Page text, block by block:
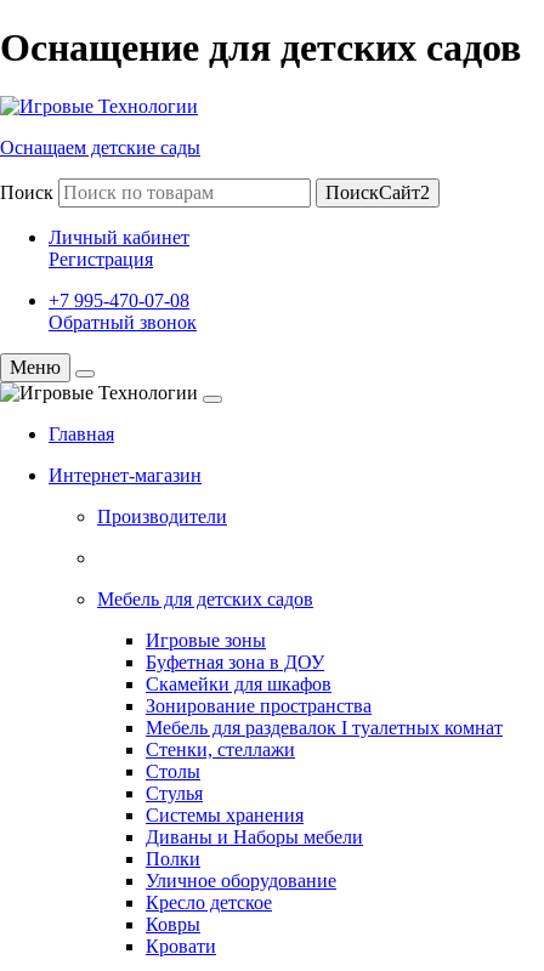
Оснащение для детских садов
Оснащаем детские сады
Поиск ПоискСайт2
Личный кабинет
Регистрация
+7 995-470-07-08
Обратный звонок
Меню
Главная
Интернет-магазин
Производители
Мебель для детских садов
Игровые зоны
Буфетная зона в ДОУ
Скамейки для шкафов
Зонирование пространства
Мебель для раздевалок I туалетных комнат
Стенки, стеллажи
Столы
Стулья
Системы хранения
Диваны и Наборы мебели
Полки
Уличное оборудование
Кресло детское
Ковры
Кровати